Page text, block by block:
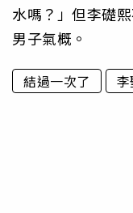
水嗎？」但李礎
男子氣概。
結過一次了